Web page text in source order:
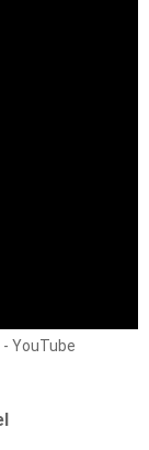
YouTube